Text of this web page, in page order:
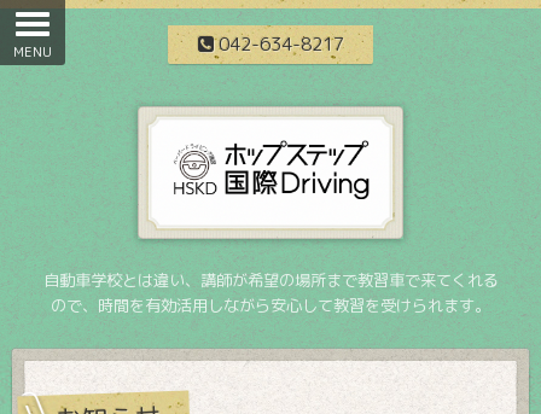
042-634-8217
自動車学校とは違い、講師が希望の場所まで教習車で来てくれる
ので、時間を有効活用しながら安心して教習を受けられます。